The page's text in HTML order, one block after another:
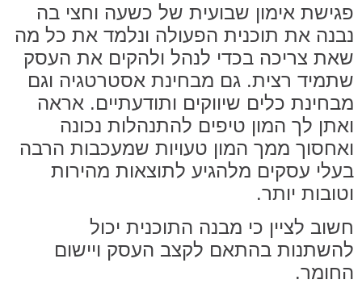
פגישת אימון שבועית של כשעה וחצי בה
נבנה את תוכנית הפעולה ונלמד את כל מה
שאת צריכה בכדי לנהל ולהקים את העסק
שתמיד רצית. גם מבחינת אסטרטגיה וגם
מבחינת כלים שיווקים ותודעתיים. אראה
ואתן לך המון טיפים להתנהלות נכונה
ואחסוך ממך המון טעויות שמעכבות הרבה
בעלי עסקים מלהגיע לתוצאות מהירות
וטובות יותר.
חשוב לציין כי מבנה התוכנית יכול
להשתנות בהתאם לקצב העסק ויישום
החומר.